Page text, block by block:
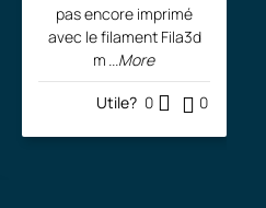
pas encore imprimé
avec le filament Fila3d
m ...More
Utile? 0 0